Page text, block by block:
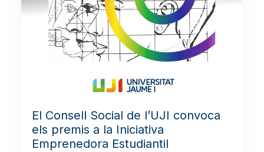
El Consell Social de l’UJI convoca
els premis a la Iniciativa
Emprenedora Estudiantil